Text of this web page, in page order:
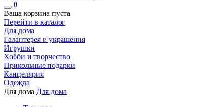
0
Ваша корзина пуста
Перейти в каталог
Для дома
Галантерея и украшения
Игрушки
Хобби и творчество
Прикольные подарки
Канцелярия
Одежда
Для дома Для дома